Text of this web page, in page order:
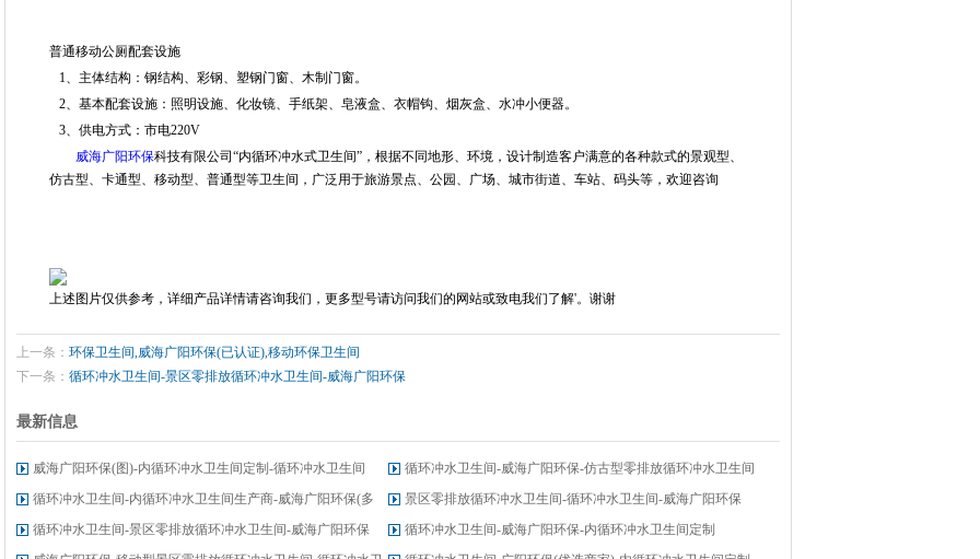
普通移动公厕配套设施
1、主体结构：钢结构、彩钢、塑钢门窗、木制门窗。
2、基本配套设施：照明设施、化妆镜、手纸架、皂液盒、衣帽钩、烟灰盒、水冲小便器。
3、供电方式：市电220V
威海广阳环保科技有限公司“内循环冲水式卫生间”，根据不同地形、环境，设计制造客户满意的各种款式的景观型、
仿古型、卡通型、移动型、普通型等卫生间，广泛用于旅游景点、公园、广场、城市街道、车站、码头等，欢迎咨询
上述图片仅供参考，详细产品详情请咨询我们，更多型号请访问我们的网站或致电我们了解'。谢谢
上一条： 环保卫生间,威海广阳环保(已认证),移动环保卫生间
下一条： 循环冲水卫生间-景区零排放循环冲水卫生间-威海广阳环保
最新信息
威海广阳环保(图)-内循环冲水卫生间定制-循环冲水卫生间
循环冲水卫生间-威海广阳环保-仿古型零排放循环冲水卫生间
循环冲水卫生间-内循环冲水卫生间生产商-威海广阳环保(多
图)
景区零排放循环冲水卫生间-循环冲水卫生间-威海广阳环保
循环冲水卫生间-景区零排放循环冲水卫生间-威海广阳环保
循环冲水卫生间-威海广阳环保-内循环冲水卫生间定制